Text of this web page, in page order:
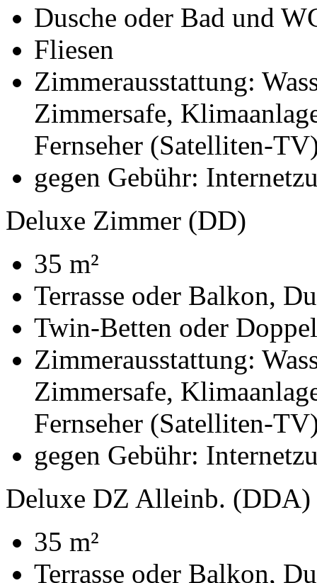
Dusche oder Bad und
Fliesen
Zimmerausstattung:
Zimmersafe,
Fernseher (Satelliten-
gegen Gebühr:
Deluxe Zimmer (DD)
35 m²
Terrasse oder Balkon,
Twin-Betten oder
Zimmerausstattung:
Zimmersafe,
Fernseher (Satelliten-
gegen Gebühr:
Deluxe DZ Alleinb. (DDA)
35 m²
Terrasse oder Balkon,